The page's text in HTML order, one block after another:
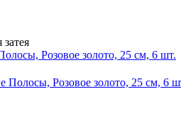
Розовое золото, 25 см, 6 шт.